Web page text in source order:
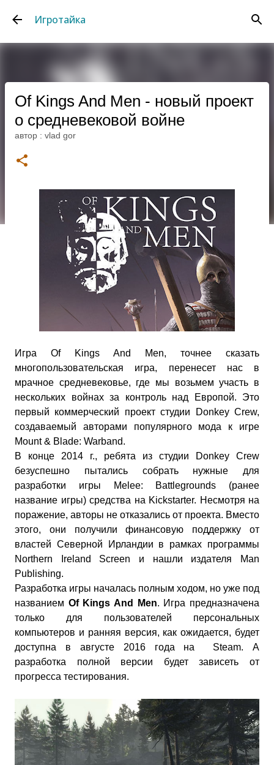
Игротайка
Of Kings And Men - новый проект
о средневековой войне
автор : vlad gor
Игра Of Kings And Men, точнее сказать
многопользовательская игра, перенесет нас в
мрачное средневековье, где мы возьмем участь в
нескольких войнах за контроль над Европой. Это
первый коммерческий проект студии Donkey Crew,
создаваемый авторами популярного мода к игре
Mount & Blade: Warband.
В конце 2014 г., ребята из студии Donkey Crew
безуспешно пытались собрать нужные для
разработки игры Melee: Battlegrounds (ранее
название игры) средства на Kickstarter. Несмотря на
поражение, авторы не отказались от проекта. Вместо
этого, они получили финансовую поддержку от
властей Северной Ирландии в рамках программы
Northern Ireland Screen и нашли издателя Man
Publishing.
Разработка игры началась полным ходом, но уже под
названием Of Kings And Men. Игра предназначена
только для пользователей персональных
компьютеров и ранняя версия, как ожидается, будет
доступна в августе 2016 года на Steam. А
разработка полной версии будет зависеть от
прогресса тестирования.